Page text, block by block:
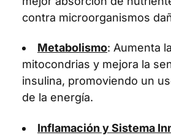
contra microorganismos
Metabolismo: Aumenta
mitocondrias y mejora la
insulina, promoviendo un
de la energía.
Inflamación y Sistema